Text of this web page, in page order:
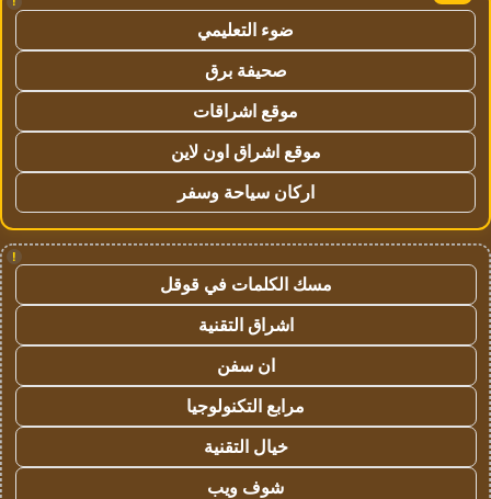
ضوء التعليمي
صحيفة برق
موقع اشراقات
موقع اشراق اون لاين
اركان سياحة وسفر
!
مسك الكلمات في قوقل
اشراق التقنية
ان سفن
مرابع التكنولوجيا
خيال التقنية
شوف ويب